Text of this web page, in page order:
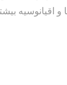
و اقیانوسیه